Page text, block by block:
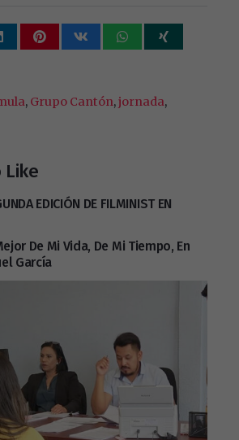
, Grupo Cantón,jornada,
Like
EDICIÓN DE FILMINIST EN
De Mi Vida, De Mi Tiempo, En
García